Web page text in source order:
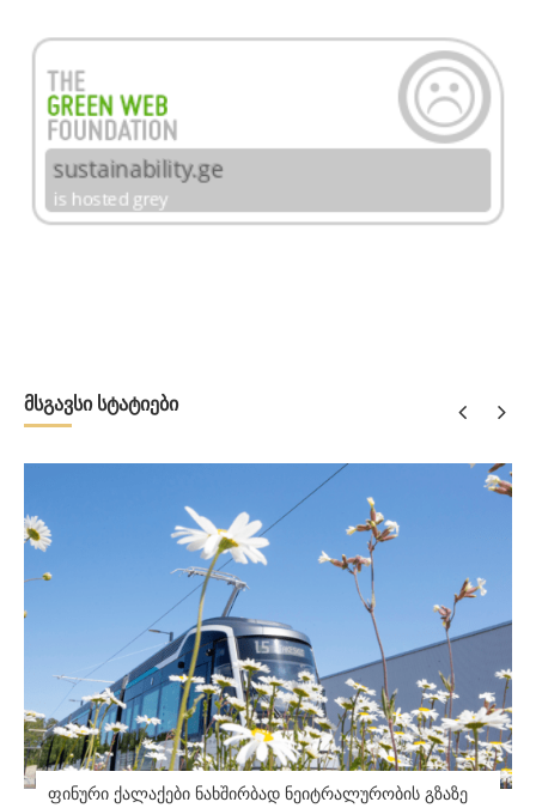
მსგავსი სტატიები
ფინური ქალაქები ნახშირბად ნეიტრალურობის გზაზე